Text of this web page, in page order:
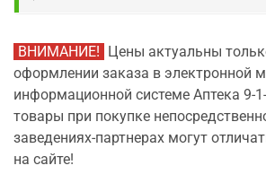
ВНИМАНИЕ! Цены актуальны
оформлении заказа в электронной
информационной системе Аптека 9-
товары при покупке
заведениях-партнерах могут
на сайте!